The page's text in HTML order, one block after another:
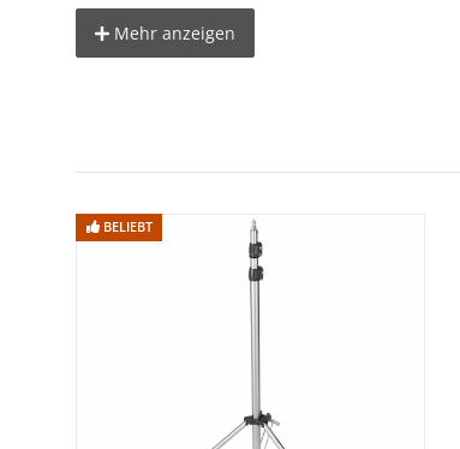
mögliche Breiten: 210cm / 315cm oder 420cm
Gewicht: ca. 1,45kg
Mehr anzeigen
BELIEBT